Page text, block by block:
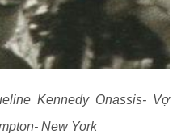
Kennedy Onassis- Vợ
New York